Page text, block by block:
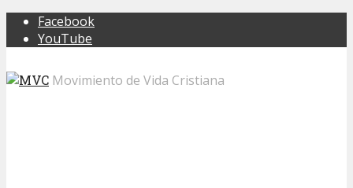
Facebook
YouTube
Movimiento de Vida Cristiana